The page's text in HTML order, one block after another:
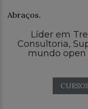
Abraços.
Líder em
Consultoria,
mundo open